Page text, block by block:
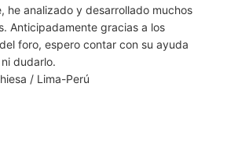
he analizado y desarrollado muchos
Anticipadamente gracias a los
foro, espero contar con su ayuda
dudarlo.
/ Lima-Perú